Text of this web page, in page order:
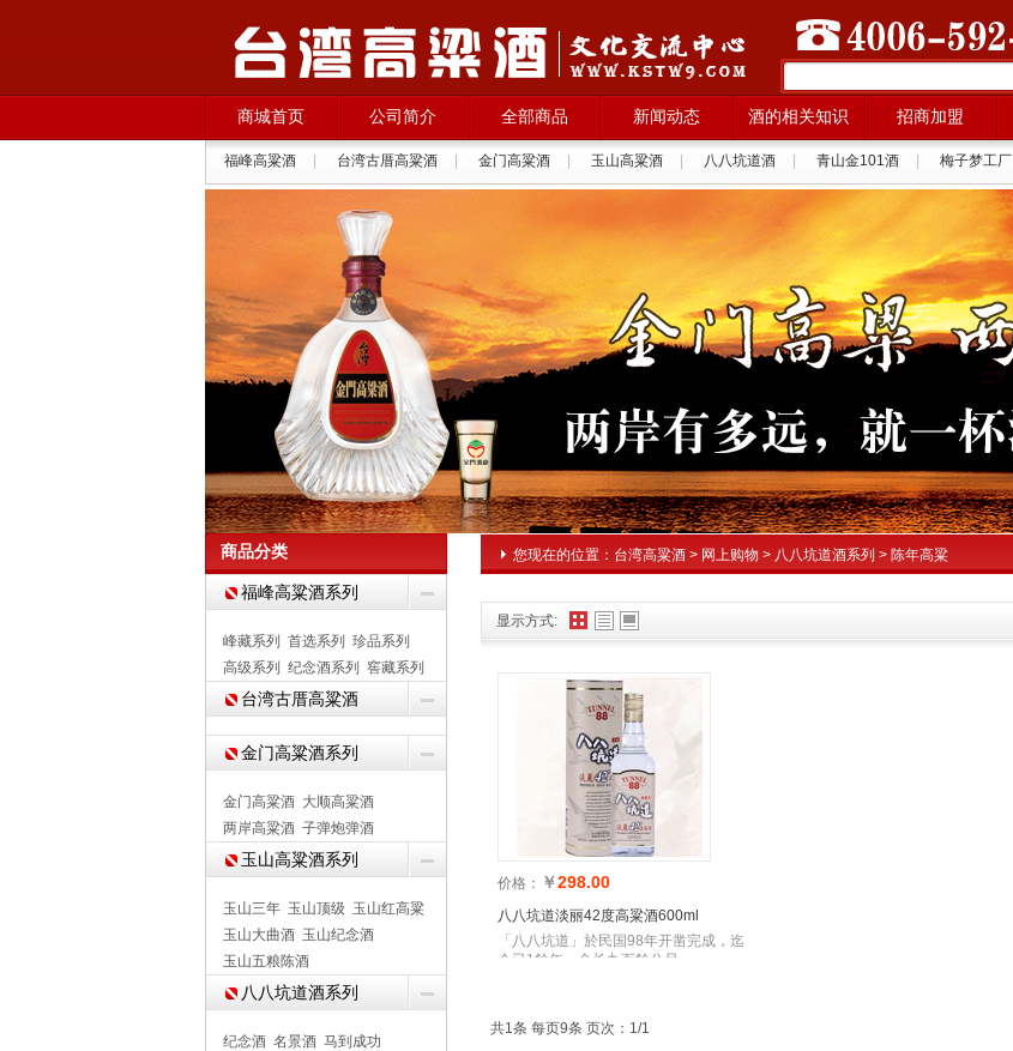
商城首页 公司简介 全部商品 新闻动态 酒的相关知识 招商加盟
福峰高粱酒 台湾古厝高粱酒 金门高粱酒 玉山高粱酒 八八坑道酒 青山金101酒 梅子梦工厂
拉纳葡萄酒
|
商品分类
福峰高粱酒系列
峰藏系列 首选系列
珍品系列
高级系列
纪念酒系列 窖藏系列
台湾古厝高粱酒
金门高粱酒系列
金门高粱酒 大顺高粱酒
两岸高粱酒 子弹炮弹酒
玉山高粱酒系列
玉山三年 玉山顶级 玉山红高粱
玉山大曲酒 玉山纪念酒
玉山五粮陈酒
八八坑道酒系列
纪念酒 名景酒 马到成功
您现在的位置： 台湾高粱酒 > 网上购物 > 八八坑道酒系列 > 陈年高粱
显示方式:
价格： ￥298.00
八八坑道淡丽42度高粱酒600ml
「八八坑道」於民国98年开凿完成，迄
今已1餘年，全长九百餘公尺
共1条 每页9条 页次：1/1